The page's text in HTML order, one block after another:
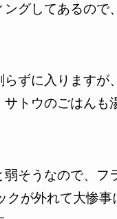
ングしてあるので
ずに入りますが
トウのごはんも
弱そうなので、フ
クが外れて大惨事